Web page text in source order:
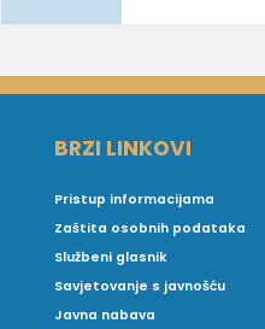
BRZI LINKOVI
Pristup informacijama
Zaštita osobnih podataka
Službeni glasnik
Savjetovanje s javnošću
Javna nabava